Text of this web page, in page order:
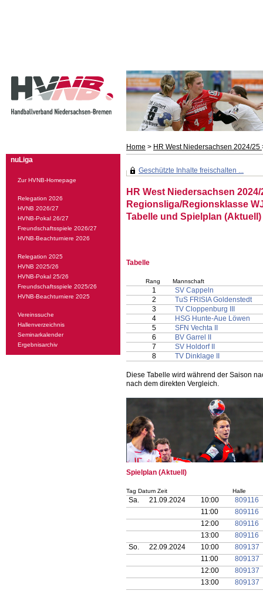
Home > HR West Niedersachsen 2024/25
nuLiga
Zur HVNB-Homepage
Relegation 2026
HVNB 2026/27
HVNB-Pokal 26/27
Freundschaftsspiele 2026/27
HVNB-Beachturniere 2026
Relegation 2025
HVNB 2025/26
HVNB-Pokal 25/26
Freundschaftsspiele 2025/26
HVNB-Beachturniere 2025
Vereinssuche
Hallenverzeichnis
Seminarkalender
Ergebnisarchiv
Geschützte Inhalte freischalten ...
HR West Niedersachsen 2024/
Regionsliga/Regionsklasse
Tabelle und Spielplan (Aktuell)
Tabelle
Rang Mannschaft
1
SV Cappeln
2
TuS FRISIA Goldenstedt
3
TV Cloppenburg III
4
HSG Hunte-Aue Löwen
5
SFN Vechta II
6
BV Garrel II
7
SV Holdorf II
8
TV Dinklage II
Diese Tabelle wird während der Saison
nach dem direkten Vergleich.
Spielplan (Aktuell)
Tag Datum Zeit Halle
Sa. 21.09.2024 10:00
809116
11:00
809116
12:00
809116
13:00
809116
So.
22.09.2024 10:00
809137
11:00
809137
12:00
809137
13:00
809137